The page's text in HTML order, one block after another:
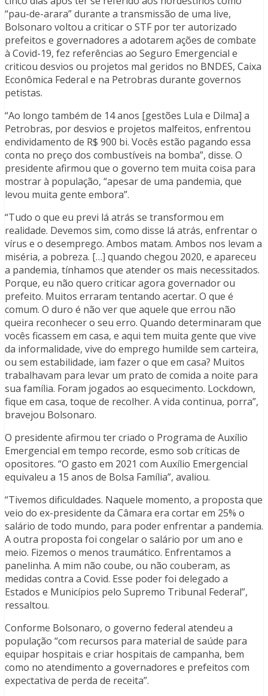
“pau-de-arara” durante a transmissão de uma live,
Bolsonaro voltou a criticar o STF por ter autorizado
prefeitos e governadores a adotarem ações de combate
à Covid-19, fez referências ao Seguro Emergencial e
criticou desvios ou projetos mal geridos no BNDES, Caixa
Econômica Federal e na Petrobras durante governos
petistas.
“Ao longo também de 14 anos [gestões Lula e Dilma] a
Petrobras, por desvios e projetos malfeitos, enfrentou
endividamento de R$ 900 bi. Vocês estão pagando essa
conta no preço dos combustíveis na bomba”, disse. O
presidente afirmou que o governo tem muita coisa para
mostrar à população, “apesar de uma pandemia, que
levou muita gente embora”.
“Tudo o que eu previ lá atrás se transformou em
realidade. Devemos sim, como disse lá atrás, enfrentar o
vírus e o desemprego. Ambos matam. Ambos nos levam a
miséria, a pobreza. […] quando chegou 2020, e apareceu
a pandemia, tínhamos que atender os mais necessitados.
Porque, eu não quero criticar agora governador ou
prefeito. Muitos erraram tentando acertar. O que é
comum. O duro é não ver que aquele que errou não
queira reconhecer o seu erro. Quando determinaram que
vocês ficassem em casa, e aqui tem muita gente que vive
da informalidade, vive do emprego humilde sem carteira,
ou sem estabilidade, iam fazer o que em casa? Muitos
trabalhavam para levar um prato de comida a noite para
sua família. Foram jogados ao esquecimento. Lockdown,
fique em casa, toque de recolher. A vida continua, porra”,
bravejou Bolsonaro.
O presidente afirmou ter criado o Programa de Auxílio
Emergencial em tempo recorde, esmo sob críticas de
opositores. “O gasto em 2021 com Auxílio Emergencial
equivaleu a 15 anos de Bolsa Família”, avaliou.
“Tivemos dificuldades. Naquele momento, a proposta que
veio do ex-presidente da Câmara era cortar em 25% o
salário de todo mundo, para poder enfrentar a pandemia.
A outra proposta foi congelar o salário por um ano e
meio. Fizemos o menos traumático. Enfrentamos a
panelinha. A mim não coube, ou não couberam, as
medidas contra a Covid. Esse poder foi delegado a
Estados e Municípios pelo Supremo Tribunal Federal”,
ressaltou.
Conforme Bolsonaro, o governo federal atendeu a
população “com recursos para material de saúde para
equipar hospitais e criar hospitais de campanha, bem
como no atendimento a governadores e prefeitos com
expectativa de perda de receita”.